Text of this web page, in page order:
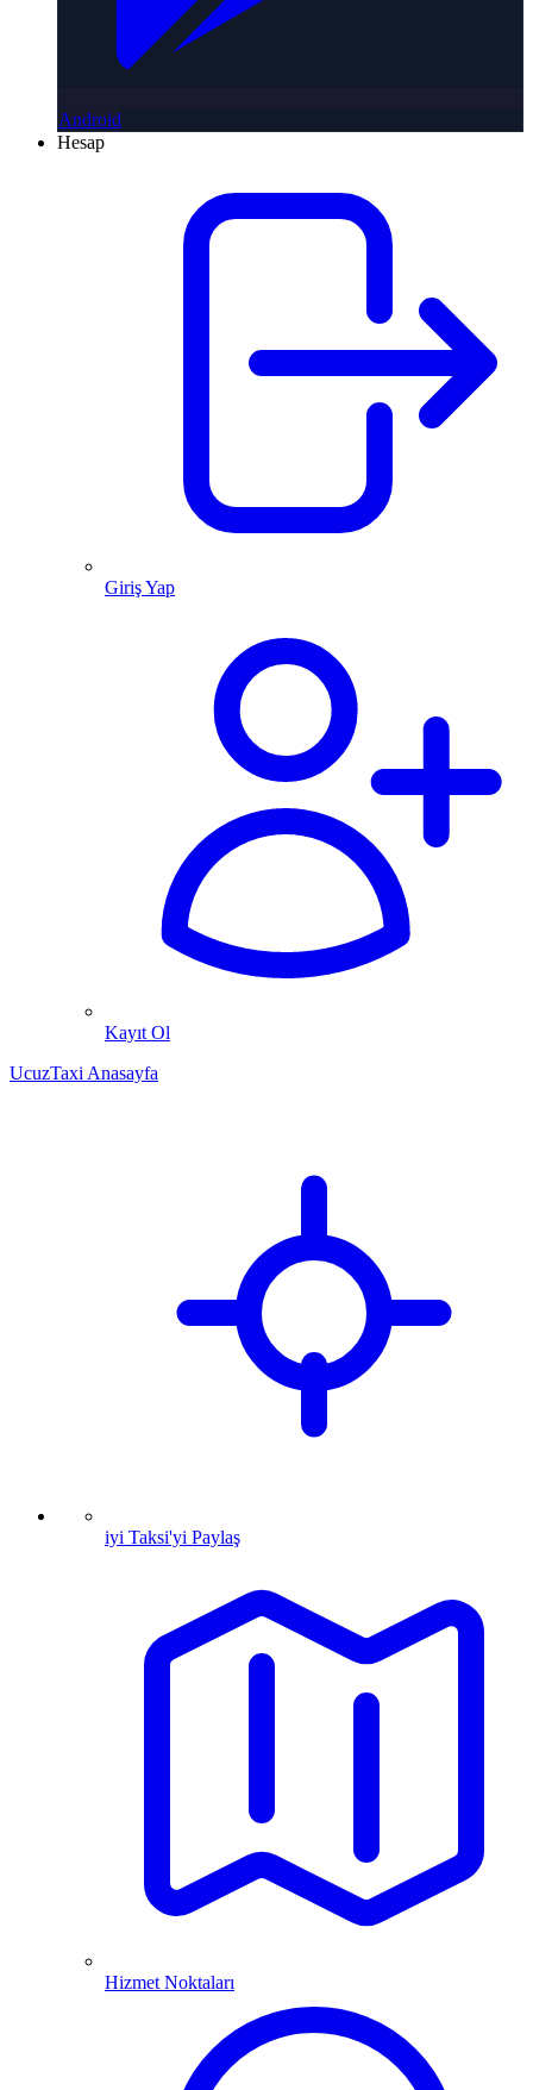
Android
Hesap
Giriş Yap
Kayıt Ol
UcuzTaxi Anasayfa
iyi Taksi'yi Paylaş
Hizmet Noktaları